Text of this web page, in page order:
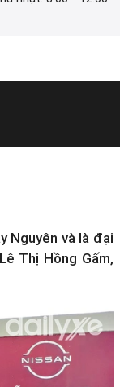
Nguyên và là đại
Thị Hồng Gấm,